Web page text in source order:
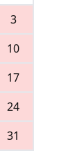
3
10
17
24
31